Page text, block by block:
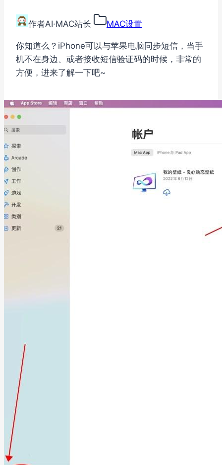
作者AI·MAC站长 MAC设置
你知道么？iPhone可以与苹果电脑同步短信，当手
机不在身边、或者接收短信验证码的时候，非常的
方便，进来了解一下吧~